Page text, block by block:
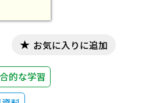
的な学習
お気に入りに追加